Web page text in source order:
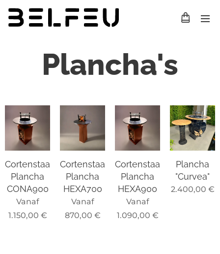
Plancha's
Cortenstaal
Plancha
CONA900
Vanaf
1.150,00 €
Cortenstaal
Plancha
HEXA700
Vanaf
870,00 €
Cortenstaal
Plancha
HEXA900
Vanaf
1.090,00 €
Plancha
"Curvea"
2.400,00 €